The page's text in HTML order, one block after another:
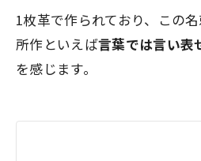
1枚革で作られており、この
所作といえば言葉では言い表
を感じます。